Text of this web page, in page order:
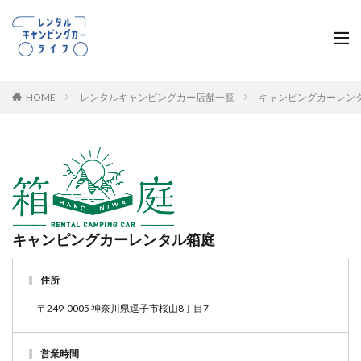
HOME レンタルキャンピングカー店舗一覧 キャンピングカーレン
キャンピングカーレンタル箱庭
住所
〒249-0005 神奈川県逗子市桜山8丁目7
営業時間